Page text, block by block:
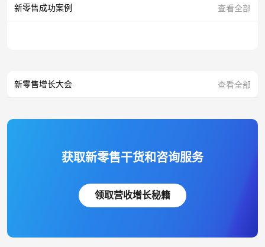
新零售成功案例 查看全部
新零售增长大会 查看全部
获取新零售干货和咨询服务
领取营收增长秘籍